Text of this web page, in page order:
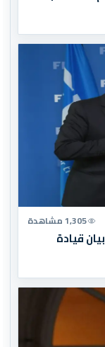
1,305 مشاهدة
قيادة